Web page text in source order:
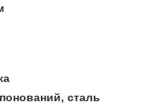
сталь